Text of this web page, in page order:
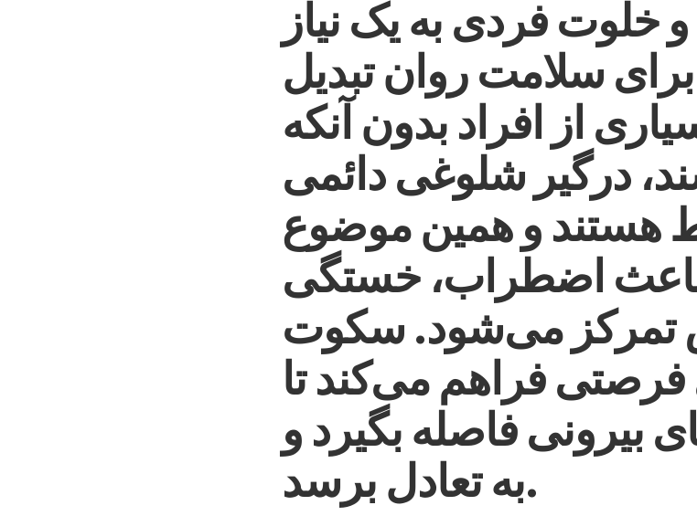
فردی به یک نیاز
سلامت روان تبدیل
از افراد بدون آنکه
درگیر شلوغی دائمی
هستند و همین موضوع
باعث اضطراب، خستگی
تمرکز می‌شود. سکوت
فراهم می‌کند تا
بیرونی فاصله بگیرد و
به تعادل برسد.